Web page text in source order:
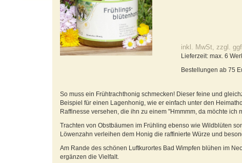
inkl. MwSt, zzgl.
Lieferzeit: max. 6
Bestellungen ab 75
So muss ein Frühtrachthonig schmecken! Dieser feine und
Beispiel für einen Lagenhonig, wie er einfach unter den
Raffinesse versehen, die ihn zu einem "Hmmmm, da möchte ich
Trachten von Obstbäumen im Frühling ebenso wie Wildblüten
Löwenzahn verleihen dem Honig die raffinierte Würze und
Am Rande des schönen Luftkurortes Bad Wimpfen blühen im
ergänzen die Vielfalt.